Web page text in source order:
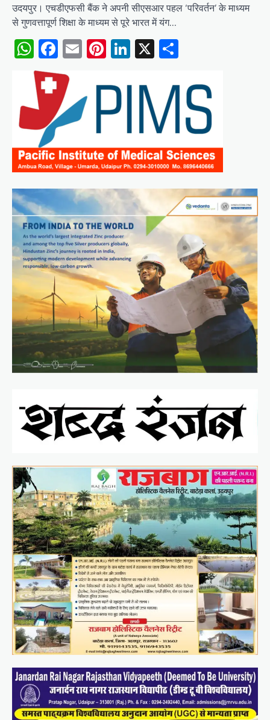
उदयपुर। एचडीएफसी बैंक ने अपनी सीएसआर पहल ‘परिवर्तन’ के माध्यम
से गुणवत्तापूर्ण शिक्षा के माध्यम से पूरे भारत में यंग…
WhatsApp
Facebook
EmailPinterest
LinkedIn
X